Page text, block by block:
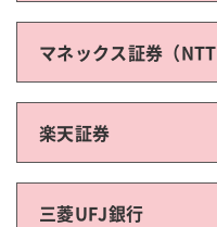
マネックス証券（
楽天証券
三菱UFJ銀行